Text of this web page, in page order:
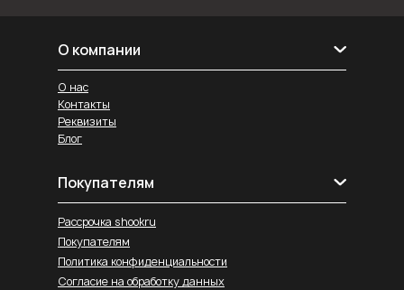
О компании
Реквизиты
Блог
О нас
Контакты
Покупателям
Рассрочка shookru
Покупателям
Политика конфиденциальности
Согласие на обработку данных